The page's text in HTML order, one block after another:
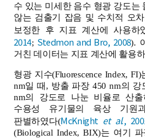
수 있는 미세한 음수 형광 강도는
않는 검출기 잡음 및 수치적 오
보정한 후 지표 계산에 사용하
2014; Stedmon and Bro, 2008).
거친 데이터는 지표 계산에 활용
형광 지수(Fluorescence Index,
nm일 때, 방출 파장 450 nm의 강
nm의 강도로 나눈 비율로 산출
수용성 유기물의 육상 기원
판별하였다(McKnight et al.,
(Biological Index, BIX)는 여기